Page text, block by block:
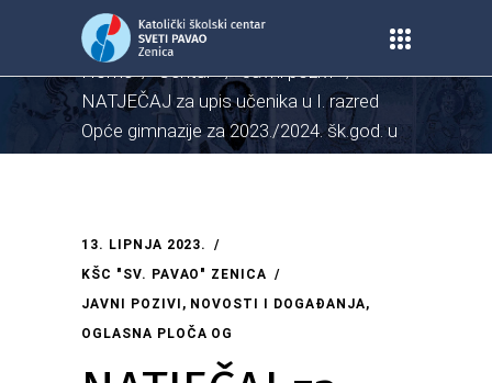
Home/Centar /Javni pozivi /
NATJEČAJ za upis učenika u I. razred
Opće gimnazije za 2023./2024. šk.god. u
lipanjskom roku
13. LIPNJA 2023.
KŠC "SV. PAVAO" ZENICA
JAVNI POZIVI , NOVOSTI I DOGAĐANJA,
OGLASNA PLOČA OG